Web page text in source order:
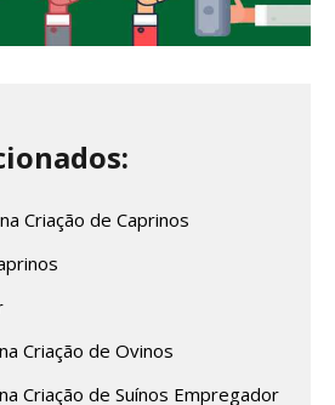
Criação de Caprinos
Criação de Ovinos
Criação de Suínos Empregador